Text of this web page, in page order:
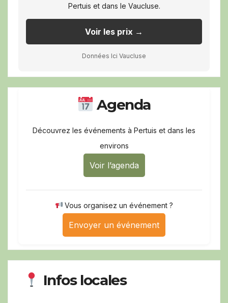
Pertuis et dans le Vaucluse.
Voir les prix →
Données Ici Vaucluse
Agenda
Découvrez les événements à Pertuis et dans les
environs
Voir l’agenda
Vous organisez un événement ?
Envoyer un événement
Infos locales